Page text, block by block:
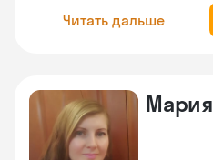
Читать дальше
Мария